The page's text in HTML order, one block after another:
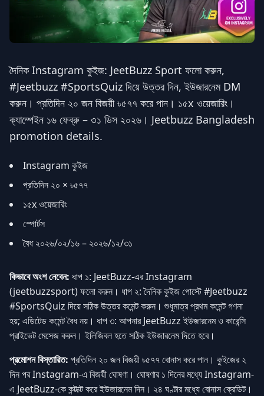
দৈনিক Instagram কুইজ: JeetBuzz Sport ফলো করুন,
#Jeetbuzz #SportsQuiz দিয়ে উত্তর দিন, ইউজারনেম DM
করুন। প্রতিদিন ২০ জন বিজয়ী ৳৫৭৭ করে পান। ১৫x ওয়েজারিং।
ক্যাম্পেইন ১৬ ফেব্রু – ৩১ ডিস ২০২৬। Jeetbuzz Bangladesh
promotion details.
Instagram কুইজ
প্রতিদিন ২০ × ৳৫৭৭
১৫x ওয়েজারিং
স্পোর্টস
বৈধ ২০২৬/০২/১৬ – ২০২৬/১২/৩১
কিভাবে অংশ নেবেন: ধাপ ১: JeetBuzz-এর Instagram
(jeetbuzzsport) ফলো করুন। ধাপ ২: দৈনিক কুইজ পোস্টে #Jeetbuzz
#SportsQuiz দিয়ে সঠিক উত্তর কমেন্ট করুন। শুধুমাত্র প্রথম কমেন্ট গণনা
হয়; এডিটেড কমেন্ট বৈধ নয়। ধাপ ৩: আপনার JeetBuzz ইউজারনেম ও কারেন্সি
প্রাইভেট মেসেজ করুন। ইলিজিবল হতে সঠিক ইউজারনেম দিতে হবে।
প্রমোশন বিস্তারিত: প্রতিদিন ২০ জন বিজয়ী ৳৫৭৭ বোনাস করে পান। কুইজের ২
দিন পর Instagram-এ বিজয়ী ঘোষণা। ঘোষণার ১ দিনের মধ্যে Instagram-
এ JeetBuzz-কে কন্টাক্ট করে ইউজারনেম দিন। ২৪ ঘণ্টার মধ্যে বোনাস ক্রেডিট।